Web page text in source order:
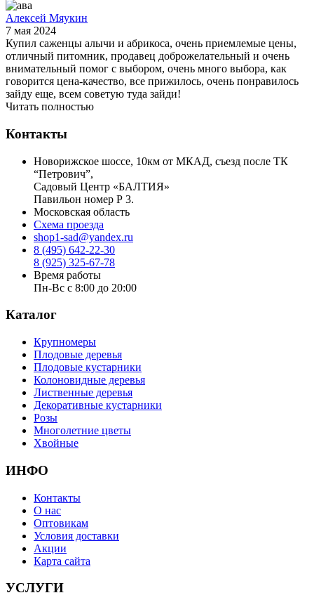
Алексей Мяукин
7 мая 2024
Купил саженцы алычи и абрикоса, очень приемлемые цены,
отличный питомник, продавец доброжелательный и очень
внимательный помог с выбором, очень много выбора, как
говорится цена-качество, все прижилось, очень понравилось
зайду еще, всем советую туда зайди!
Читать полностью
Контакты
Новорижское шоссе, 10км от МКАД, съезд после ТК
“Петрович”,
Садовый Центр «БАЛТИЯ»
Павильон номер Р 3.
Московская область
Схема проезда
shop1-sad@yandex.ru
8 (495) 642-22-30
8 (925) 325-67-78
Время работы
Пн-Вс с 8:00 до 20:00
Каталог
Крупномеры
Плодовые деревья
Плодовые кустарники
Колоновидные деревья
Лиственные деревья
Декоративные кустарники
Розы
Многолетние цветы
Хвойные
ИНФО
Контакты
О нас
Оптовикам
Условия доставки
Акции
Карта сайта
УСЛУГИ